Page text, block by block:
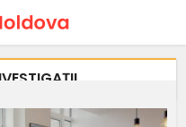
presei și victimelor